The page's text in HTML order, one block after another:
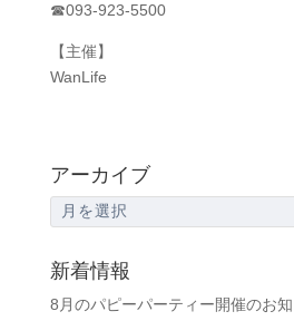
☎︎093-923-5500
【主催】
WanLife
アーカイブ
ー
カ
イ
ブ
新着情報
8月のパピーパーティー開催のお